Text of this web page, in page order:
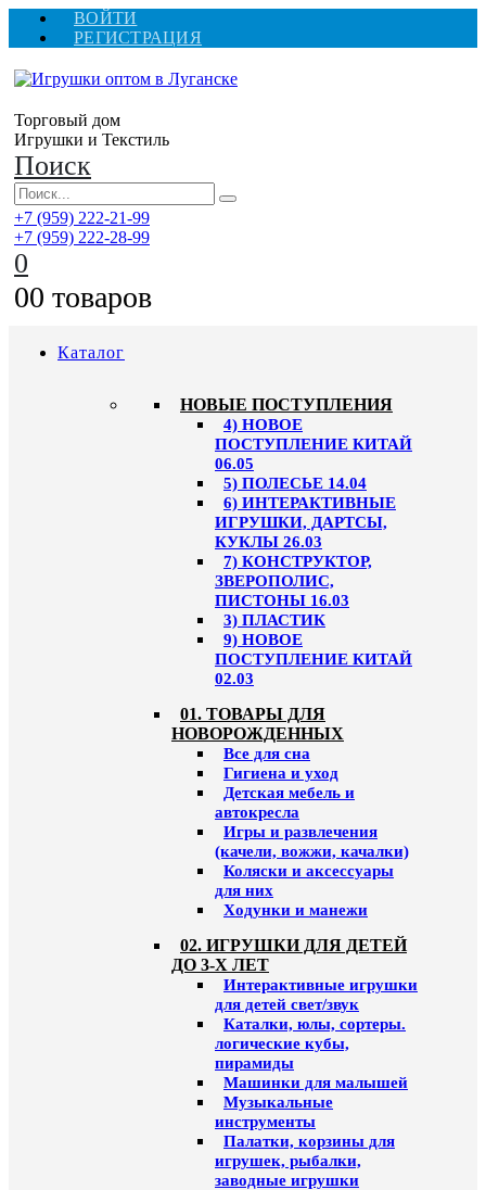
ВОЙТИ
РЕГИСТРАЦИЯ
Торговый дом
Игрушки и Текстиль
Поиск
+7 (959) 222-21-99
+7 (959) 222-28-99
0
00 товаров
Каталог
НОВЫЕ ПОСТУПЛЕНИЯ
4) НОВОЕ
ПОСТУПЛЕНИЕ КИТАЙ
06.05
5) ПОЛЕСЬЕ 14.04
6) ИНТЕРАКТИВНЫЕ
ИГРУШКИ, ДАРТСЫ,
КУКЛЫ 26.03
7) КОНСТРУКТОР,
ЗВЕРОПОЛИС,
ПИСТОНЫ 16.03
3) ПЛАСТИК
9) НОВОЕ
ПОСТУПЛЕНИЕ КИТАЙ
02.03
01. ТОВАРЫ ДЛЯ
НОВОРОЖДЕННЫХ
Все для сна
Гигиена и уход
Детская мебель и
автокресла
Игры и развлечения
(качели, вожжи, качалки)
Коляски и аксессуары
для них
Ходунки и манежи
02. ИГРУШКИ ДЛЯ ДЕТЕЙ
ДО 3-Х ЛЕТ
Интерактивные игрушки
для детей свет/звук
Каталки, юлы, сортеры.
логические кубы,
пирамиды
Машинки для малышей
Музыкальные
инструменты
Палатки, корзины для
игрушек, рыбалки,
заводные игрушки